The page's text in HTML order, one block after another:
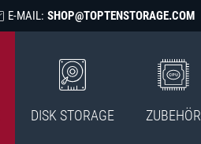
E-MAIL: SHOP@TOPTENSTORAGE.COM
DISK STORAGE ZUBEHÖR